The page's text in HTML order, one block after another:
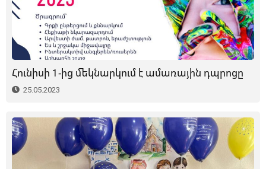
Հունիսի 1-ից մեկնարկում է ամառային դպրոցը
25.05.2023